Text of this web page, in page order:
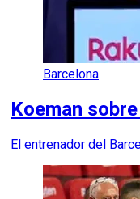
Barcelona
Koeman
El entrenador del